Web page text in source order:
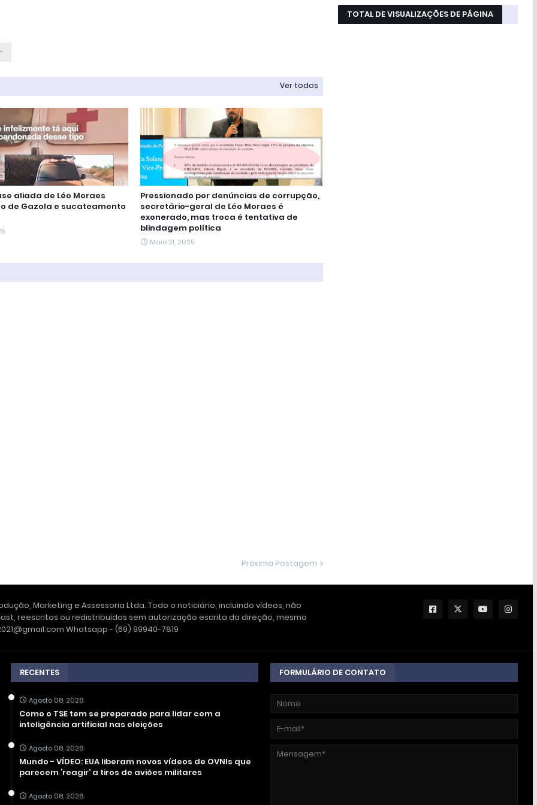
Ver todos
aliada de Léo Moraes
de Gazola e sucateamento
Pressionado por denúncias de corrupção,
secretário-geral de Léo Moraes é
exonerado, mas troca é tentativa de
blindagem política
Maio 21, 2025
Próxima Postagem
TOTAL DE VISUALIZAÇÕES DE PÁGINA
Marketing e Assessoria Ltda. Todo o noticiário, incluindo vídeos, não
reescritos ou redistribuídos sem autorização escrita da direção, mesmo
Whatsapp - (69) 99940-7819
RECENTES
Agosto 08, 2026
Como o TSE tem se preparado para lidar com a
inteligência artificial nas eleições
Agosto 08, 2026
Mundo - VÍDEO: EUA liberam novos vídeos de OVNIs que
parecem ‘reagir’ a tiros de aviões militares
Agosto 08, 2026
FORMULÁRIO DE CONTATO